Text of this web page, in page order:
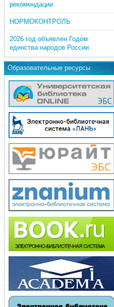
рекомендации
НОРМОКОНТРОЛЬ
2026 год объявлен Годом
единства народов России
Образовательные ресурсы